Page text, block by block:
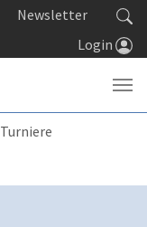
Newsletter
Login
Turniere